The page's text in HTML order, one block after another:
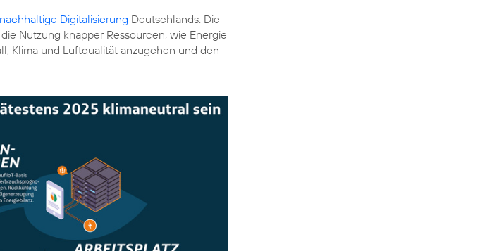
Digitalisierung Deutschlands. Die
Nutzung knapper Ressourcen, wie Energie
Klima und Luftqualität anzugehen und den